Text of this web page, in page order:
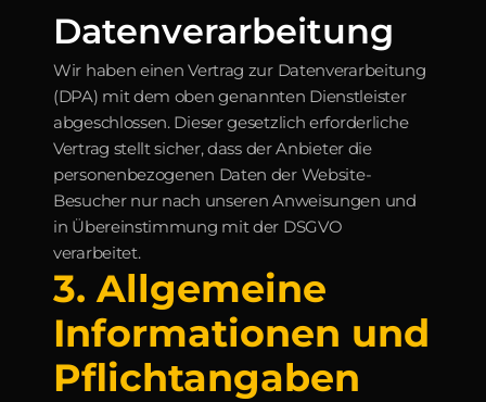
Datenverarbeitung
Wir haben einen Vertrag zur Datenverarbeitung
(DPA) mit dem oben genannten Dienstleister
abgeschlossen. Dieser gesetzlich erforderliche
Vertrag stellt sicher, dass der Anbieter die
personenbezogenen Daten der Website-
Besucher nur nach unseren Anweisungen und
in Übereinstimmung mit der DSGVO
verarbeitet.
3. Allgemeine
Informationen und
Pflichtangaben